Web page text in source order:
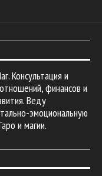
Консультация и
финансов и
Веду
эмоциональную
и магии.